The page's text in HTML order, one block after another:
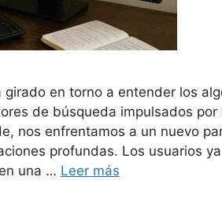
girado en torno a entender los
de búsqueda impulsados
nos enfrentamos a un nuevo
profundas. Los usuarios
una … Leer más